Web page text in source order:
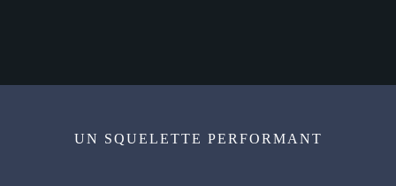
UN SQUELETTE PERFORMANT